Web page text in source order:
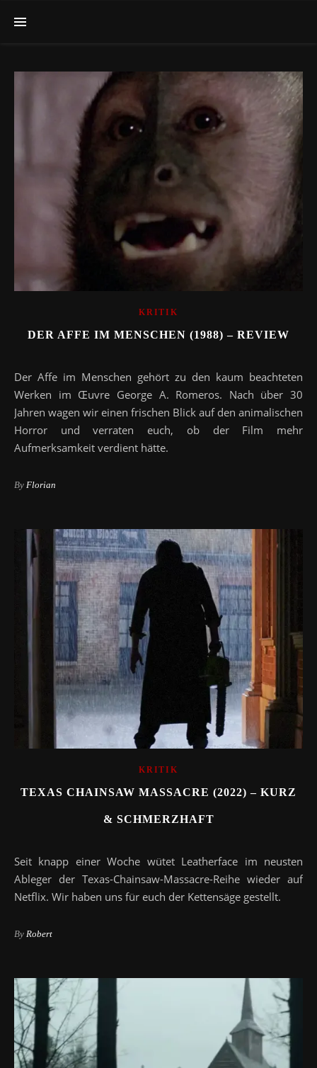
KRITIK
DER AFFE IM MENSCHEN (1988) – REVIEW
Der Affe im Menschen gehört zu den kaum beachteten
Werken im Œuvre George A. Romeros. Nach über 30
Jahren wagen wir einen frischen Blick auf den animalischen
Horror und verraten euch, ob der Film mehr
Aufmerksamkeit verdient hätte.
By Florian
KRITIK
TEXAS CHAINSAW MASSACRE (2022) – KURZ
& SCHMERZHAFT
Seit knapp einer Woche wütet Leatherface im neusten
Ableger der Texas-Chainsaw-Massacre-Reihe wieder auf
Netflix. Wir haben uns für euch der Kettensäge gestellt.
By Robert